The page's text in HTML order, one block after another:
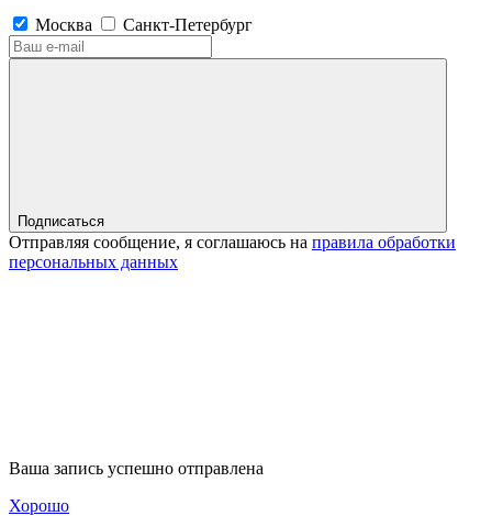
Москва Санкт-Петербург
Подписаться
Отправляя сообщение, я соглашаюсь на правила обработки
персональных данных
Ваша запись успешно отправлена
Хорошо